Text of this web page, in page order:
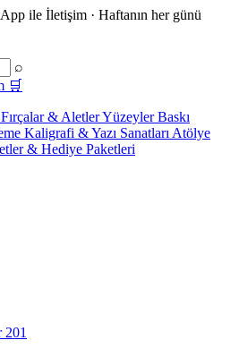
ile İletişim · Haftanın her günü
⌕
🛒
Fırçalar & AletlerYüzeylerBaskı
Kaligrafi & Yazı Sanatları Atölye
& Hediye Paketleri
201